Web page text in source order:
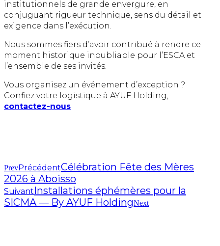
institutionnels de grande envergure, en
conjuguant rigueur technique, sens du détail et
exigence dans l’exécution.
Nous sommes fiers d’avoir contribué à rendre ce
moment historique inoubliable pour l’ESCA et
l’ensemble de ses invités.
Vous organisez un événement d’exception ?
Confiez votre logistique à AYUF Holding,
contactez-nous
PrevPrécédentCélébration Fête des Mères
2026 à Aboisso
SuivantInstallations éphémères pour la
SICMA — By AYUF HoldingNext